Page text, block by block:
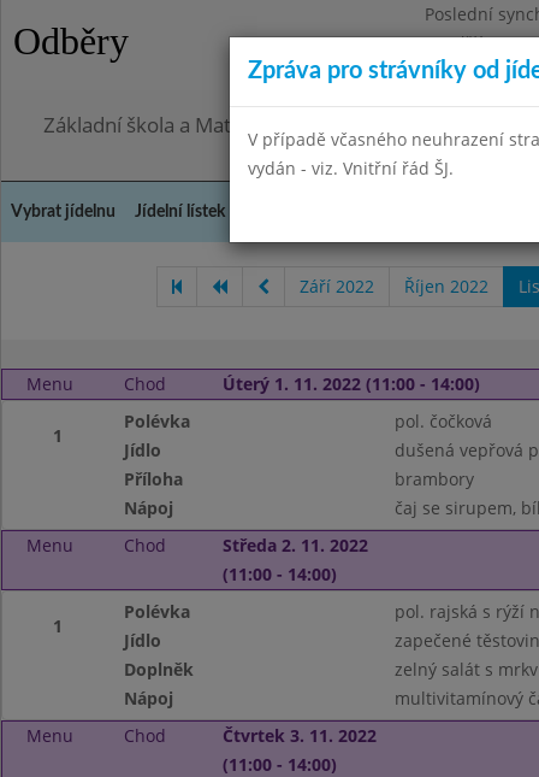
Odběry
Poslední
Pondělí
Omezení
Základní škola a Mateřská škola, Praha 4, Ohradní 49
Vybrat jídelnu Jídelní lístek
Září 2022 Říjen 2022
Menu Chod Úterý 1. 11. 2022 (11:00 - 14:00)
1
Polévka
pol. čočková
Jídlo
dušená vepřová
Příloha
brambory
Nápoj
čaj se sirupem,
Menu
Chod
Středa 2. 11. 2022
(11:00 - 14:00)
1
Polévka
pol. rajská s rýží
Jídlo
zapečené
Doplněk
zelný salát s
Nápoj
multivitamínový
Menu
Chod
Čtvrtek 3. 11. 2022
(11:00 - 14:00)
Zpráva pro strávníky od
V případě včasného neuhrazení
vydán - viz. Vnitřní řád ŠJ.